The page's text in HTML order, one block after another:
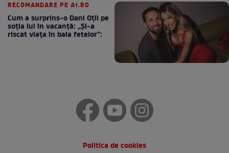
RECOMANDARE PE A1.RO
Cum a surprins-o Dani Oțil pe
soția lui în vacanță: „Și-a
riscat viața în baia fetelor”:
Politica de cookies